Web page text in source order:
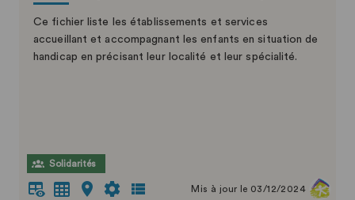
Ce fichier liste les établissements et services
accueillant et accompagnant les enfants en situation de
handicap en précisant leur localité et leur spécialité.
Solidarités
Mis à jour le 03/12/2024